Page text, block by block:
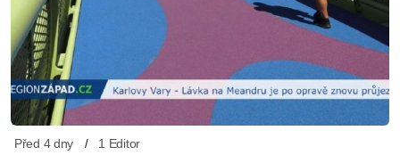
Před 4 dny 1 Editor